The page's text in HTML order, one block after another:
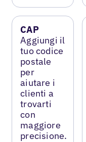
CAP
Aggiungi il
tuo codice
postale
per
aiutare i
clienti a
trovarti
con
maggiore
precisione.